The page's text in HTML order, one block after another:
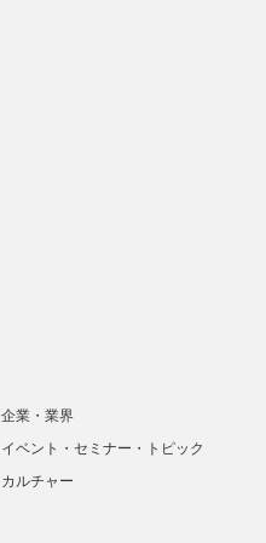
企業・業界
イベント・セミナー・トピック
カルチャー